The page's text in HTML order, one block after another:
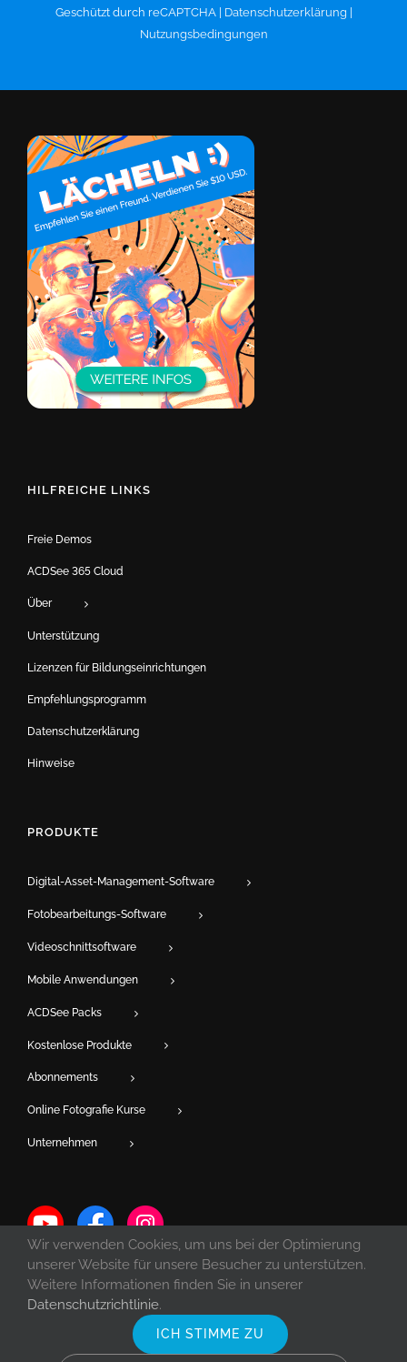
Geschützt durch reCAPTCHA | Datenschutzerklärung
Nutzungsbedingungen
HILFREICHE LINKS
Freie Demos
ACDSee 365 Cloud
Über
Unterstützung
Lizenzen für Bildungseinrichtungen
Empfehlungsprogramm
Datenschutzerklärung
Hinweise
PRODUKTE
Digital-Asset-Management-Software
Fotobearbeitungs-Software
Videoschnittsoftware
Mobile Anwendungen
ACDSee Packs
Kostenlose Produkte
Abonnements
Online Fotografie Kurse
Unternehmen
2026 ACD Systems International Inc. | Alle Rechte
vorbehalten. | Geschützt durch die Urheberrechte der USA und Kanada
Wir verwenden Cookies, um uns bei der Optimierung
unserer Website für unsere Besucher zu unterstützen.
Weitere Informationen finden Sie in unserer
Datenschutzrichtlinie.
ICH STIMME ZU